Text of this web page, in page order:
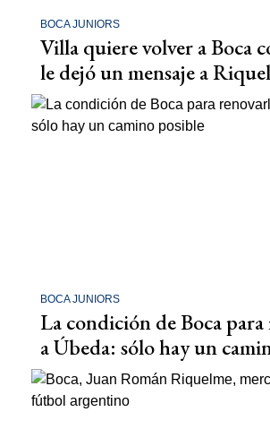
BOCA JUNIORS
Villa quiere volver a Boca
le dejó un mensaje a
BOCA JUNIORS
La condición de Boca
a Úbeda: sólo hay un